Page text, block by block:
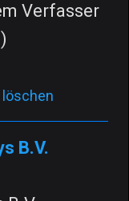
Verfasser
B.V.